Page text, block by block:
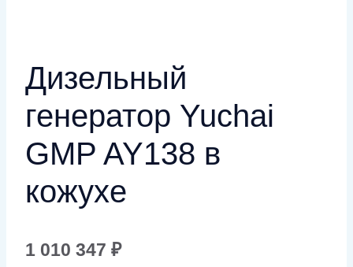
Дизельный
генератор Yuchai
GMP AY138 в
кожухе
1 010 347 ₽